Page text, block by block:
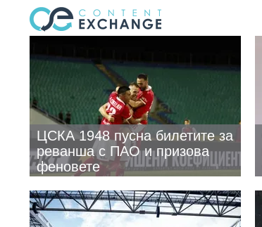
ЦСКА 1948 пусна билетите за
реванша с ПАО и призова
феновете